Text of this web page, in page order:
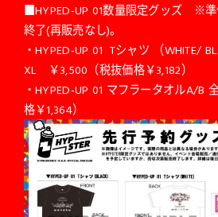
■HYPED-UP 01数量限定グッズ ※準
終了(再販売なし)。
・HYPED-UP 01 Tシャツ （WHITE/
XL ￥3,500（税抜価格￥3,182）
・HYPED-UP 01 マフラータオルA/B
格￥1,364）